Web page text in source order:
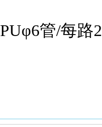
PUφ6管/每路